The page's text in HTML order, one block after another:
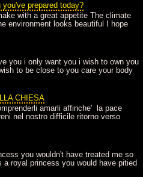
prepared today?
with a great appetite The climate
environment looks beautiful I hope
you i only want you i wish to own you
to be close to you care your body
CHIESA
amarli affinche' la pace
nel nostro difficile ritorno verso
you wouldn't have treated me so
a royal princess you would have pitied